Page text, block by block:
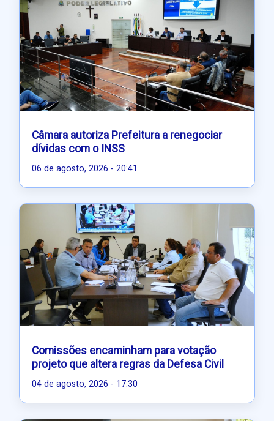
Câmara autoriza Prefeitura a renegociar
dívidas com o INSS
06 de agosto, 2026 - 20:41
Comissões encaminham para votação
projeto que altera regras da Defesa Civil
04 de agosto, 2026 - 17:30